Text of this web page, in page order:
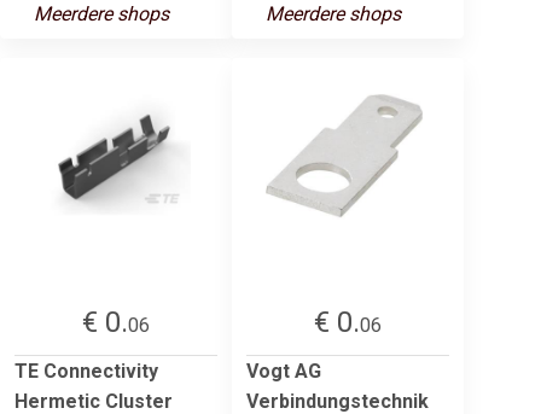
Meerdere shops
Meerdere shops
€ 0.06
TE Connectivity
Hermetic Cluster
€ 0.06
Vogt AG
Verbindungstechnik